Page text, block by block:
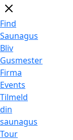
Find
Saunagus
Bliv
Gusmester
Firma
Events
Tilmeld
din
saunagus
Tour